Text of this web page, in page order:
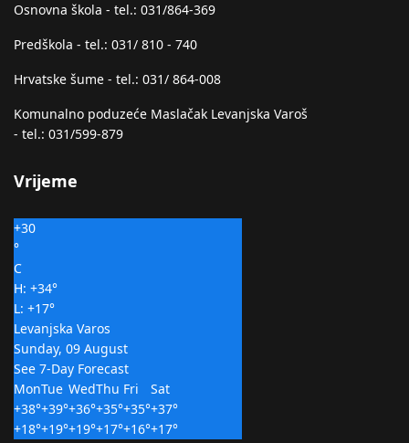
Osnovna škola - tel.: 031/864-369
Predškola - tel.: 031/ 810 - 740
Hrvatske šume - tel.: 031/ 864-008
Komunalno poduzeće Maslačak Levanjska Varoš
- tel.: 031/599-879
Vrijeme
+30
°
C
H: +34°
L: +17°
Levanjska Varos
Sunday, 09 August
See 7-Day Forecast
MonTue WedThu Fri
Sat
+38°+39°+36°+35°+35°+37°
+18°+19°+19°+17°+16°+17°